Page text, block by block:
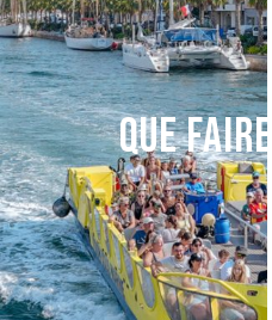
Vic-la-
Que